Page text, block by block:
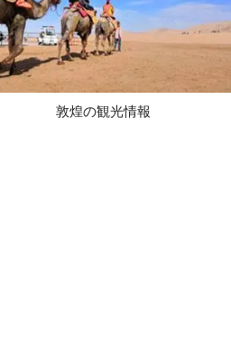
敦煌の観光情報